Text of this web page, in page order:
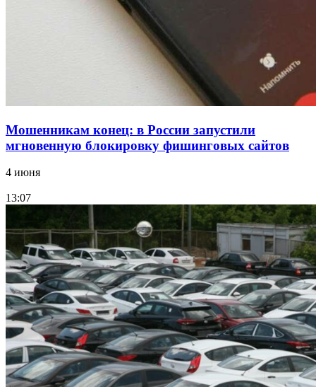
11–13 сентября в рамках Года единства народов
Мошенникам конец: в России запустили
мгновенную блокировку фишинговых сайтов
4 июня
13:07